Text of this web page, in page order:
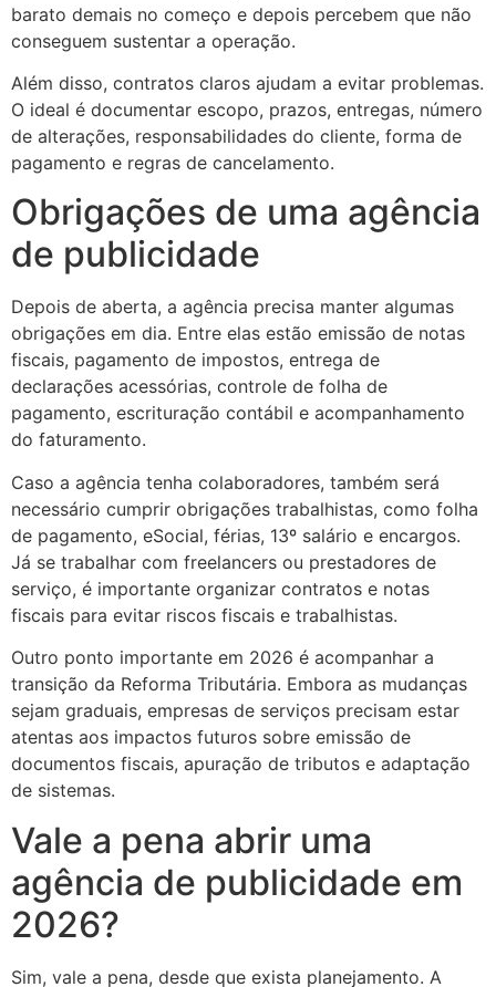
barato demais no começo e depois percebem que não
conseguem sustentar a operação.
Além disso, contratos claros ajudam a evitar problemas.
O ideal é documentar escopo, prazos, entregas, número
de alterações, responsabilidades do cliente, forma de
pagamento e regras de cancelamento.
Obrigações de uma agência
de publicidade
Depois de aberta, a agência precisa manter algumas
obrigações em dia. Entre elas estão emissão de notas
fiscais, pagamento de impostos, entrega de
declarações acessórias, controle de folha de
pagamento, escrituração contábil e acompanhamento
do faturamento.
Caso a agência tenha colaboradores, também será
necessário cumprir obrigações trabalhistas, como folha
de pagamento, eSocial, férias, 13º salário e encargos.
Já se trabalhar com freelancers ou prestadores de
serviço, é importante organizar contratos e notas
fiscais para evitar riscos fiscais e trabalhistas.
Outro ponto importante em 2026 é acompanhar a
transição da Reforma Tributária. Embora as mudanças
sejam graduais, empresas de serviços precisam estar
atentas aos impactos futuros sobre emissão de
documentos fiscais, apuração de tributos e adaptação
de sistemas.
Vale a pena abrir uma
agência de publicidade em
2026?
Sim, vale a pena, desde que exista planejamento. A